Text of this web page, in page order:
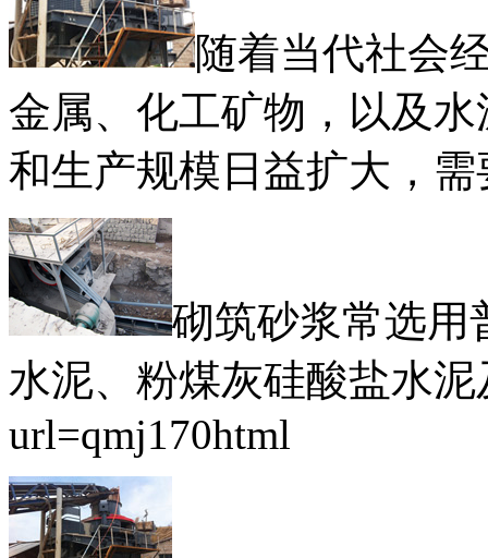
随着当代社会
金属、化工矿物，以及
和生产规模日益扩大，
砌筑砂浆常选用
水泥、粉煤灰硅酸盐水
url=qmj170html